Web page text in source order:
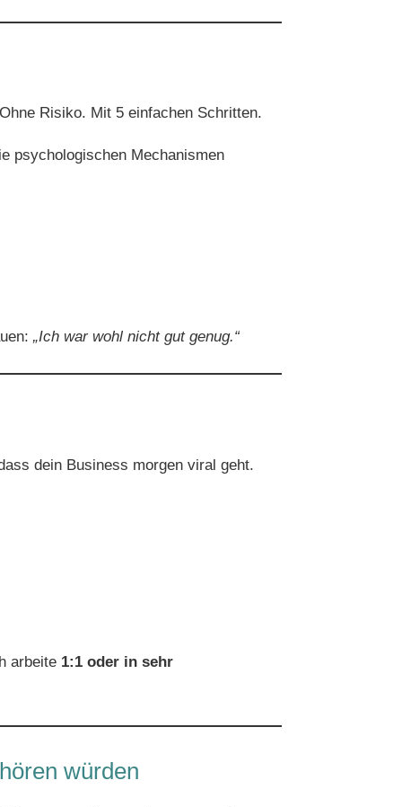
Risiko. Mit 5 einfachen Schritten.
psychologischen Mechanismen
„Ich war wohl nicht gut genug.“
dein Business morgen viral geht.
arbeite 1:1 oder in sehr
würden